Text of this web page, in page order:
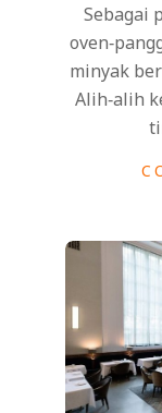
Sebagai
minyak
Alih‑alih